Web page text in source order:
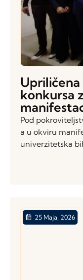
konkursa
Pod
a u okviru
univerzitetska
25 Maja, 2026